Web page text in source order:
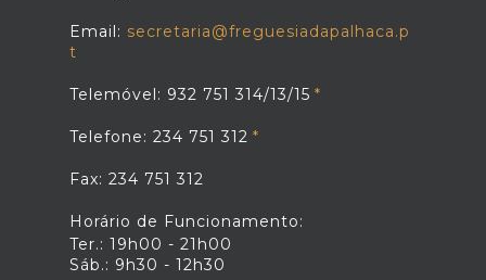
Email: secretaria@freguesiadapalhaca.p
t
Telemóvel: 932 751 314/13/15
Telefone: 234 751 312
Fax: 234 751 312
Horário de Funcionamento:
Ter.: 19h00 - 21h00
Sáb.: 9h30 - 12h30